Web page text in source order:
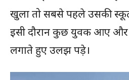
खुला तो सबसे पहले उसकी
इसी दौरान कुछ युवक आए और
लगाते हुए उलझ पड़े।